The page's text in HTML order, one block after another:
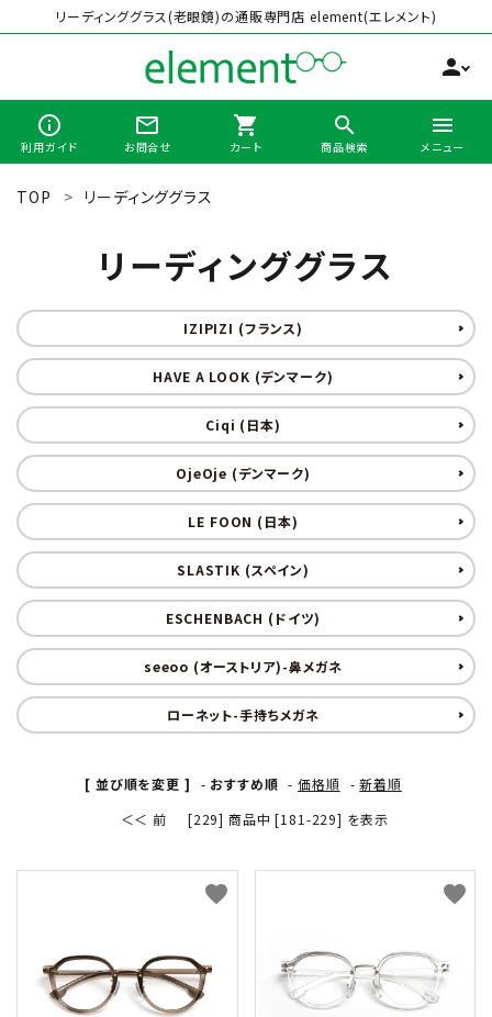
リーディンググラス(老眼鏡)の通販専門店 element(エレメント)
person
info_outline
利用ガイド
mail_outline
お問合せ
shopping_cart
カート
search
商品検索
menu
メニュー
全商品から選ぶ
ブランドから選ぶ
形から選ぶ
色から選ぶ
価格帯から選ぶ
SALE
コンテンツ
meeting_room ログイン person 新規会員登録
TOP リーディンググラス
リーディンググラス
IZIPIZI (フランス)
HAVE A LOOK (デンマーク)
Ciqi (日本)
OjeOje (デンマーク)
LE FOON (日本)
SLASTIK (スペイン)
ESCHENBACH (ドイツ)
seeoo (オーストリア)-鼻メガネ
ローネット-手持ちメガネ
[ 並び順を変更 ] - おすすめ順 -価格順 -新着順
＜＜ 前
[229] 商品中 [181-229] を表示
favorite favorite